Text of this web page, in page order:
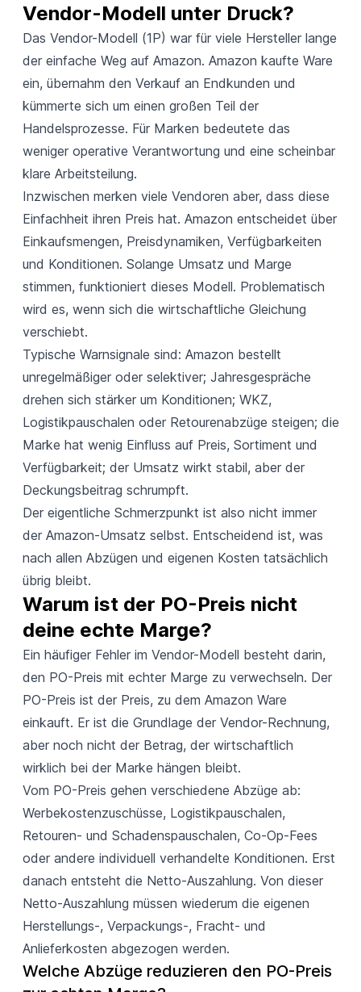
Vendor-Modell unter Druck?
Das Vendor-Modell (1P) war für viele Hersteller lange
der einfache Weg auf Amazon. Amazon kaufte Ware
ein, übernahm den Verkauf an Endkunden und
kümmerte sich um einen großen Teil der
Handelsprozesse. Für Marken bedeutete das
weniger operative Verantwortung und eine scheinbar
klare Arbeitsteilung.
Inzwischen merken viele Vendoren aber, dass diese
Einfachheit ihren Preis hat. Amazon entscheidet über
Einkaufsmengen, Preisdynamiken, Verfügbarkeiten
und Konditionen. Solange Umsatz und Marge
stimmen, funktioniert dieses Modell. Problematisch
wird es, wenn sich die wirtschaftliche Gleichung
verschiebt.
Typische Warnsignale sind: Amazon bestellt
unregelmäßiger oder selektiver; Jahresgespräche
drehen sich stärker um Konditionen; WKZ,
Logistikpauschalen oder Retourenabzüge steigen; die
Marke hat wenig Einfluss auf Preis, Sortiment und
Verfügbarkeit; der Umsatz wirkt stabil, aber der
Deckungsbeitrag schrumpft.
Der eigentliche Schmerzpunkt ist also nicht immer
der Amazon-Umsatz selbst. Entscheidend ist, was
nach allen Abzügen und eigenen Kosten tatsächlich
übrig bleibt.
Warum ist der PO-Preis nicht
deine echte Marge?
Ein häufiger Fehler im Vendor-Modell besteht darin,
den PO-Preis mit echter Marge zu verwechseln. Der
PO-Preis ist der Preis, zu dem Amazon Ware
einkauft. Er ist die Grundlage der Vendor-Rechnung,
aber noch nicht der Betrag, der wirtschaftlich
wirklich bei der Marke hängen bleibt.
Vom PO-Preis gehen verschiedene Abzüge ab:
Werbekostenzuschüsse, Logistikpauschalen,
Retouren- und Schadenspauschalen, Co-Op-Fees
oder andere individuell verhandelte Konditionen. Erst
danach entsteht die Netto-Auszahlung. Von dieser
Netto-Auszahlung müssen wiederum die eigenen
Herstellungs-, Verpackungs-, Fracht- und
Anlieferkosten abgezogen werden.
Welche Abzüge reduzieren den PO-Preis